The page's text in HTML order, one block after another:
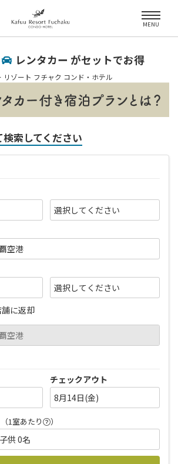
MENU
レンタカー がセットでお得
リゾート フチャク コンド・ホテル
索してください
に返却
チェックアウト
8月14日(金)
（1室あたり ）
供 0名